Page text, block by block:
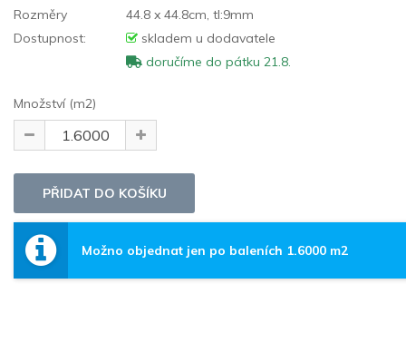
Rozměry
44.8 x 44.8cm, tl:9mm
Dostupnost:
skladem u dodavatele
doručíme do pátku 21.8.
Množství (m2)
Možno objednat jen po baleních 1.6000 m2